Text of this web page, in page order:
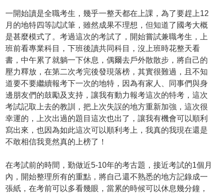
一開始讀是全職考生，幾乎一整天都在上課，為了要趕上12
月的地特四等試試筆，雖然成果不理想，但知道了國考大概
是甚麼模式了。考過這次的考試了，開始嘗試兼職考生，上
班前看專業科目，下班後讀共同科目，沒上班時花整天看
書，中午累了就躺一下休息，偶爾去戶外散散步，將自己的
壓力釋放，在第二次考完後發現落榜，其實很難過，且不知
道要不要繼續報考下一次的地特，因為有家人、同事們與身
邊朋友們的鼓勵及支持，讓我有動力報考這次的特考，這次
考試記取上去的教訓，把上次失誤的地方重新加強，這次很
幸運的，上次出過的題目這次也出了，讓我有機會可以順利
寫出來，也因為如此這次可以順利考上，我真的我現在還是
不敢相信我竟然真的上榜了！
在考試前的時間，勤做近5-10年的考古題，接近考試的1個月
內，開始整理所有的重點，將自己還不熟悉的地方記錄成一
張紙，在考前可以多看幾眼，當累的時候可以休息幾分鐘，